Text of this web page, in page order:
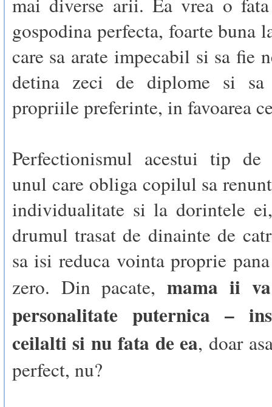
mai diverse arii. Ea vrea o
gospodina perfecta, foarte buna
care sa arate impecabil si sa fie
detina zeci de diplome si sa
propriile preferinte, in favoarea
Perfectionismul acestui tip de
unul care obliga copilul sa
individualitate si la dorintele
drumul trasat de dinainte de
sa isi reduca vointa proprie
zero. Din pacate,mama ii
personalitate puternica –
ceilalti si nu fata de ea, doar
perfect, nu?